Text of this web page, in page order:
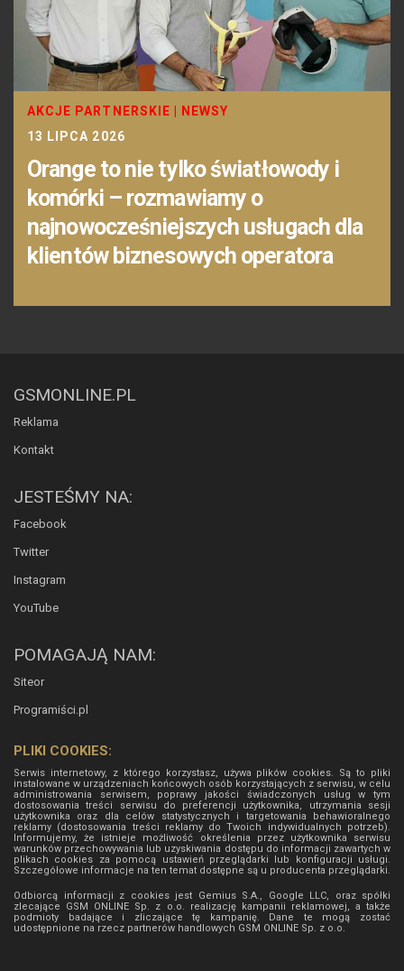
AKCJE PARTNERSKIE
NEWSY
13 LIPCA 2026
Orange to nie tylko światłowody i
komórki – rozmawiamy o
najnowocześniejszych usługach dla
klientów biznesowych operatora
GSMONLINE.PL
Reklama
Kontakt
JESTEŚMY NA:
Facebook
Twitter
Instagram
YouTube
POMAGAJĄ NAM:
Siteor
Programiści.pl
PLIKI COOKIES:
Serwis internetowy, z którego korzystasz, używa plików cookies. Są to pliki
instalowane w urządzeniach końcowych osób korzystających z serwisu, w celu
administrowania serwisem, poprawy jakości świadczonych usług w tym
dostosowania treści serwisu do preferencji użytkownika, utrzymania sesji
użytkownika oraz dla celów statystycznych i targetowania behawioralnego
reklamy (dostosowania treści reklamy do Twoich indywidualnych potrzeb).
Informujemy, że istnieje możliwość określenia przez użytkownika serwisu
warunków przechowywania lub uzyskiwania dostępu do informacji zawartych w
plikach cookies za pomocą ustawień przeglądarki lub konfiguracji usługi.
Szczegółowe informacje na ten temat dostępne są u producenta przeglądarki.
Odbiorcą informacji z cookies jest Gemius S.A., Google LLC, oraz spółki
zlecające GSM ONLINE Sp. z o.o. realizację kampanii reklamowej, a także
podmioty badające i zliczające tę kampanię. Dane te mogą zostać
udostępnione na rzecz partnerów handlowych GSM ONLINE Sp. z o.o.